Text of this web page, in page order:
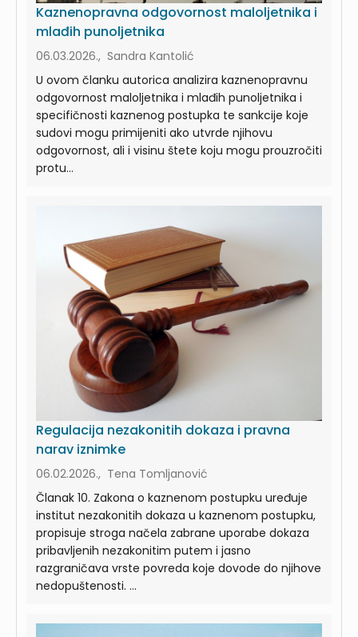
Kaznenopravna odgovornost maloljetnika i
mlađih punoljetnika
06.03.2026., Sandra Kantolić
U ovom članku autorica analizira kaznenopravnu
odgovornost maloljetnika i mlađih punoljetnika i
specifičnosti kaznenog postupka te sankcije koje
sudovi mogu primijeniti ako utvrde njihovu
odgovornost, ali i visinu štete koju mogu prouzročiti
protu...
Regulacija nezakonitih dokaza i pravna
narav iznimke
06.02.2026., Tena Tomljanović
Članak 10. Zakona o kaznenom postupku uređuje
institut nezakonitih dokaza u kaznenom postupku,
propisuje stroga načela zabrane uporabe dokaza
pribavljenih nezakonitim putem i jasno
razgraničava vrste povreda koje dovode do njihove
nedopuštenosti. ...